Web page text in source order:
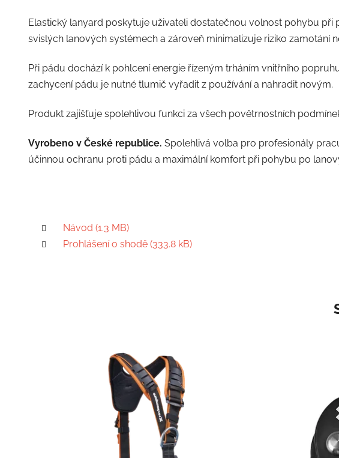
Elastický lanyard poskytuje uživateli dostatečnou volnost pohybu při
svislých lanových systémech a zároveň minimalizuje riziko zamotání
Při pádu dochází k pohlcení energie řízeným trháním vnitřního
zachycení pádu je nutné tlumič vyřadit z používání a nahradit novým.
Produkt zajišťuje spolehlivou funkci za všech povětrnostních
Vyrobeno v České republice. Spolehlivá volba pro profesionály
účinnou ochranu proti pádu a maximální komfort při pohybu po
Návod (1.3 MB)
Prohlášení o shodě (333.8 kB)